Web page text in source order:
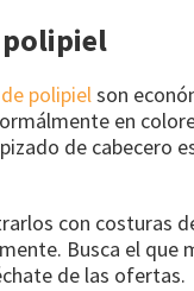
polipiel
polipielson
en
de cabecero
con costuras
Busca el que
de las ofertas.